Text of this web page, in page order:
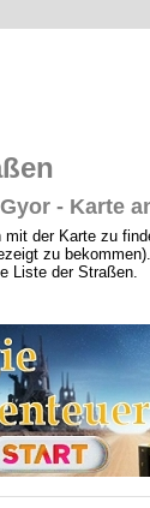
- Karte
der Karte zu
zu
Liste der Straßen.